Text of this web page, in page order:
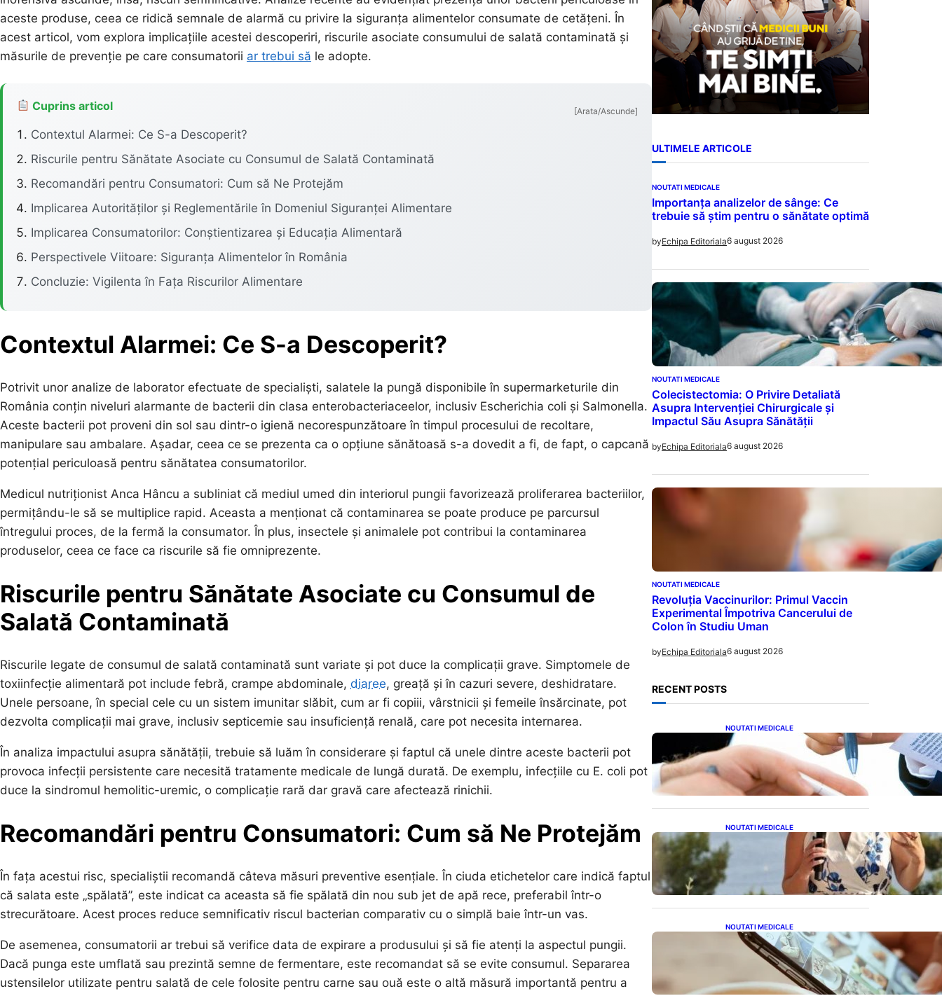
aceste produse, ceea ce ridică semnale de alarmă cu privire la siguranța alimentelor consumate de cetățeni. În
acest articol, vom explora implicațiile acestei descoperiri, riscurile asociate consumului de salată contaminată și
măsurile de prevenție pe care consumatorii ar trebui să le adopte.
Cuprins articol [Arata/Ascunde]
Contextul Alarmei: Ce S-a Descoperit?
Riscurile pentru Sănătate Asociate cu Consumul de Salată Contaminată
Recomandări pentru Consumatori: Cum să Ne Protejăm
Implicarea Autorităților și Reglementările în Domeniul Siguranței Alimentare
Implicarea Consumatorilor: Conștientizarea și Educația Alimentară
Perspectivele Viitoare: Siguranța Alimentelor în România
Concluzie: Vigilenta în Fața Riscurilor Alimentare
Contextul Alarmei: Ce S-a Descoperit?
Potrivit unor analize de laborator efectuate de specialiști, salatele la pungă disponibile în supermarketurile din
România conțin niveluri alarmante de bacterii din clasa enterobacteriaceelor, inclusiv Escherichia coli și Salmonella.
Aceste bacterii pot proveni din sol sau dintr-o igienă necorespunzătoare în timpul procesului de recoltare,
manipulare sau ambalare. Așadar, ceea ce se prezenta ca o opțiune sănătoasă s-a dovedit a fi, de fapt, o capcană
potențial periculoasă pentru sănătatea consumatorilor.
Medicul nutriționist Anca Hâncu a subliniat că mediul umed din interiorul pungii favorizează proliferarea bacteriilor,
permițându-le să se multiplice rapid. Aceasta a menționat că contaminarea se poate produce pe parcursul
întregului proces, de la fermă la consumator. În plus, insectele și animalele pot contribui la contaminarea
produselor, ceea ce face ca riscurile să fie omniprezente.
Riscurile pentru Sănătate Asociate cu Consumul de
Salată Contaminată
Riscurile legate de consumul de salată contaminată sunt variate și pot duce la complicații grave. Simptomele de
toxiinfecție alimentară pot include febră, crampe abdominale, diaree, greață și în cazuri severe, deshidratare.
Unele persoane, în special cele cu un sistem imunitar slăbit, cum ar fi copiii, vârstnicii și femeile însărcinate, pot
dezvolta complicații mai grave, inclusiv septicemie sau insuficiență renală, care pot necesita internarea.
În analiza impactului asupra sănătății, trebuie să luăm în considerare și faptul că unele dintre aceste bacterii pot
provoca infecții persistente care necesită tratamente medicale de lungă durată. De exemplu, infecțiile cu E. coli pot
duce la sindromul hemolitic-uremic, o complicație rară dar gravă care afectează rinichii.
Recomandări pentru Consumatori: Cum să Ne Protejăm
În fața acestui risc, specialiștii recomandă câteva măsuri preventive esențiale. În ciuda etichetelor care indică faptul
că salata este „spălată”, este indicat ca aceasta să fie spălată din nou sub jet de apă rece, preferabil într-o
strecurătoare. Acest proces reduce semnificativ riscul bacterian comparativ cu o simplă baie într-un vas.
De asemenea, consumatorii ar trebui să verifice data de expirare a produsului și să fie atenți la aspectul pungii.
Dacă punga este umflată sau prezintă semne de fermentare, este recomandat să se evite consumul. Separarea
ustensilelor utilizate pentru salată de cele folosite pentru carne sau ouă este o altă măsură importantă pentru a
ULTIMELE ARTICOLE
NOUTATI MEDICALE
Importanța analizelor de sânge: Ce
trebuie să știm pentru o sănătate optimă
byEchipa Editoriala6 august 2026
NOUTATI MEDICALE
Colecistectomia: O Privire Detaliată
Asupra Intervenției Chirurgicale și
Impactul Său Asupra Sănătății
byEchipa Editoriala6 august 2026
NOUTATI MEDICALE
Revoluția Vaccinurilor: Primul Vaccin
Experimental Împotriva Cancerului de
Colon în Studiu Uman
byEchipa Editoriala6 august 2026
RECENT POSTS
NOUTATI MEDICALE
Acordul României cu Banca
Mondială: O Analiză
Detaliată a Împrumutului și
Condițiilor Impuse
NOUTATI MEDICALE
Nașterea prințesei Eugenie
la Lisabona: O alegere plină
de semnificație pentru
familia regală britanică
NOUTATI MEDICALE
Revoluția Bateriilor pentru
Telefoane: Avantaje,
Provocări și Viitorul
Tehnologiei Energetice